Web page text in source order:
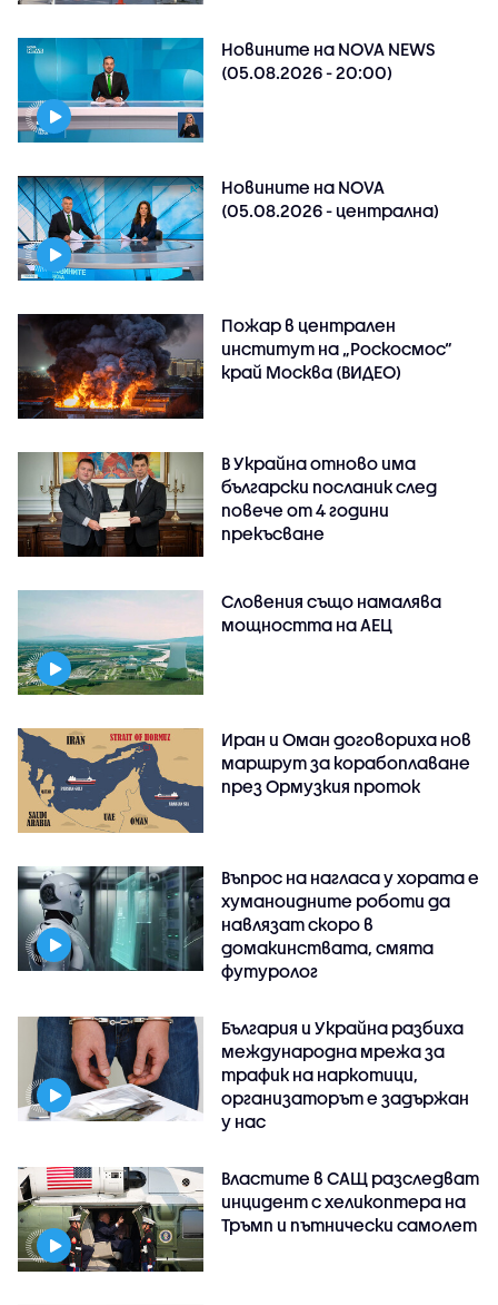
Новините на NOVA NEWS
(05.08.2026 - 20:00)
Новините на NOVA
(05.08.2026 - централна)
Пожар в централен
институт на „Роскосмос“
край Москва (ВИДЕО)
В Украйна отново има
български посланик след
повече от 4 години
прекъсване
Словения също намалява
мощността на АЕЦ
Иран и Оман договориха нов
маршрут за корабоплаване
през Ормузкия проток
Въпрос на нагласа у хората е
хуманоидните роботи да
навлязат скоро в
домакинствата, смята
футуролог
България и Украйна разбиха
международна мрежа за
трафик на наркотици,
организаторът е задържан
у нас
Властите в САЩ разследват
инцидент с хеликоптера на
Тръмп и пътнически самолет